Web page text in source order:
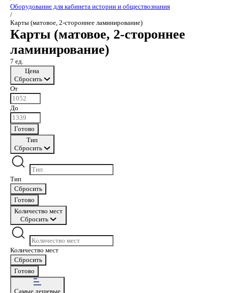
Оборудование для кабинета истории и обществознания
/
Карты (матовое, 2-стороннее ламинирование)
Карты (матовое, 2-стороннее
ламинирование)
7 ед.
Цена
Сбросить
От
До
Готово
Тип
Сбросить
Тип
Сбросить
Готово
Количество мест
Сбросить
Количество мест
Сбросить
Готово
Самые дешевые